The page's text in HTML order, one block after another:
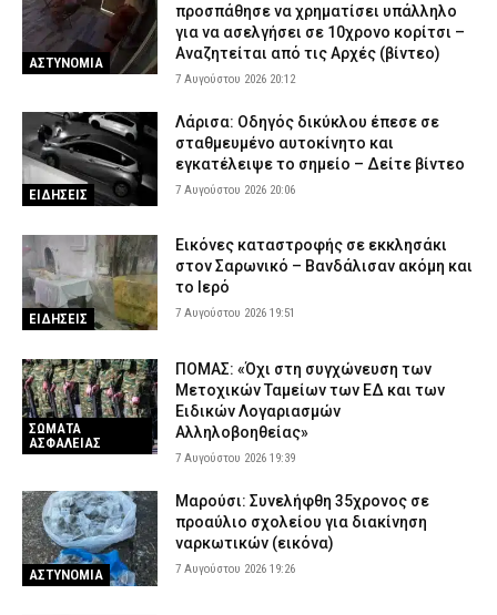
ΑΣΤΥΝΟΜΙΑ
προσπάθησε να χρηματίσει υπάλληλο
για να ασελγήσει σε 10χρονο κορίτσι –
Αναζητείται από τις Αρχές (βίντεο)
7 Αυγούστου 2026 20:12
ΕΙΔΗΣΕΙΣ
Λάρισα: Οδηγός δικύκλου έπεσε σε
σταθμευμένο αυτοκίνητο και
εγκατέλειψε το σημείο – Δείτε βίντεο
7 Αυγούστου 2026 20:06
ΕΙΔΗΣΕΙΣ
Εικόνες καταστροφής σε εκκλησάκι
στον Σαρωνικό – Βανδάλισαν ακόμη και
το Ιερό
7 Αυγούστου 2026 19:51
ΣΩΜΑΤΑ
ΑΣΦΑΛΕΙΑΣ
ΠΟΜΑΣ: «Όχι στη συγχώνευση των
Μετοχικών Ταμείων των ΕΔ και των
Ειδικών Λογαριασμών
Αλληλοβοηθείας»
7 Αυγούστου 2026 19:39
ΑΣΤΥΝΟΜΙΑ
Μαρούσι: Συνελήφθη 35χρονος σε
προαύλιο σχολείου για διακίνηση
ναρκωτικών (εικόνα)
7 Αυγούστου 2026 19:26